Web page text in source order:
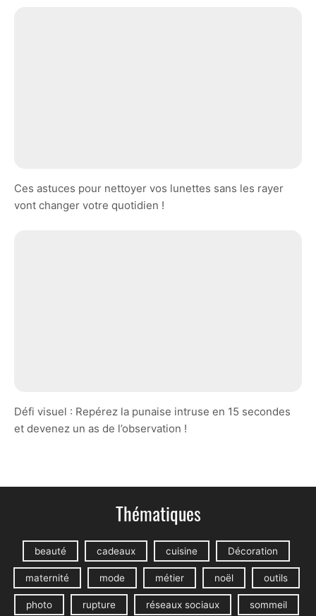
Ces astuces pour nettoyer vos lunettes sans les rayer
vont changer votre quotidien !
Défi visuel : Repérez la punaise intruse en 15 secondes
et devenez un as de l’observation !
Thématiques
beauté cadeaux cuisine Décoration
maternité mode métier noël outils
photo rupture réseaux sociaux sommeil